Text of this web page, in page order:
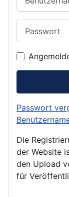
Passwort
Die
der Website
den Upload
für